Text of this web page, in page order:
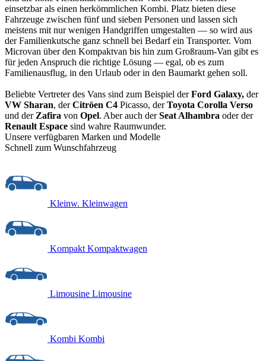
einsetzbar als einen herkömmlichen Kombi. Platz bieten diese
Fahrzeuge zwischen fünf und sieben Personen und lassen sich
meistens mit nur wenigen Handgriffen umgestalten — so wird aus
der Familienkutsche ganz schnell bei Bedarf ein Transporter. Vom
Microvan über den Kompaktvan bis hin zum Großraum-Van gibt es
für jeden Anspruch die richtige Lösung — egal, ob es zum
Familienausflug, in den Urlaub oder in den Baumarkt gehen soll.
Beliebte Vertreter des Vans sind zum Beispiel derFord Galaxy, der
VW Sharan, derCitröen C4 Picasso, derToyota Corolla Verso
und der Zafira von Opel. Aber auch derSeat Alhambra oder der
Renault Espace sind wahre Raumwunder.
Unsere verfügbaren Marken und Modelle
Schnell zum Wunschfahrzeug
Kleinw. Kleinwagen
Kompakt Kompaktwagen
Limousine Limousine
Kombi Kombi